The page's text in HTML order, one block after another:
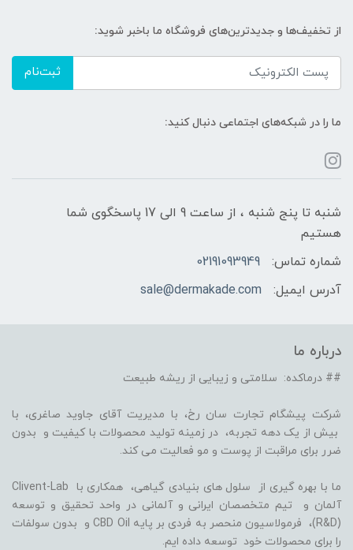
از تخفیف‌ها و جدیدترین‌های فروشگاه ما باخبر شوید:
ثبت‌نام
ما را در شبکه‌های اجتماعی دنبال کنید:
شنبه تا پنج شنبه ، از ساعت 9 الی 17 پاسخگوی شما
هستیم
شماره تماس:
02191093949
آدرس ایمیل:
sale@dermakade.com
درباره ما
## درماکده: سلامتی و زیبایی از ریشه طبیعت
شرکت پیشگام تجارت سان رخ، با مدیریت آقای جاوید صاغری، با
بیش از یک دهه تجربه، در زمینه تولید محصولات با کیفیت و بدون
ضرر برای مراقبت از پوست و مو فعالیت می کند.
ما با بهره گیری از سلول های بنیادی گیاهی، همکاری با Clivent-Lab
آلمان و تیم متخصصان ایرانی و آلمانی در واحد تحقیق و توسعه
(R&D)، فرمولاسیون منحصر به فردی بر پایه CBD Oil و بدون سولفات
را برای محصولات خود توسعه داده ایم.